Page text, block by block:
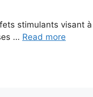
stimulants visant
… Read more